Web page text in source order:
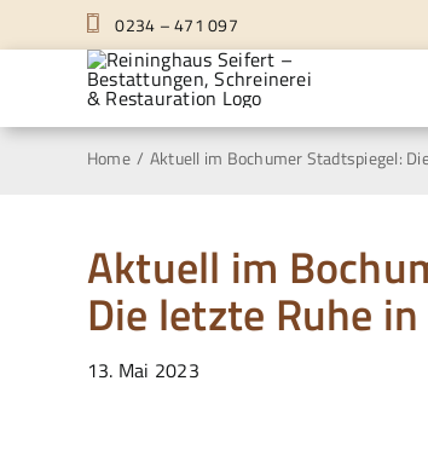
Inhalt
0234 – 471 097
Home Aktuell im Bochumer Stadtspiegel:
Aktuell im
Die letzte Ruhe
13. Mai 2023